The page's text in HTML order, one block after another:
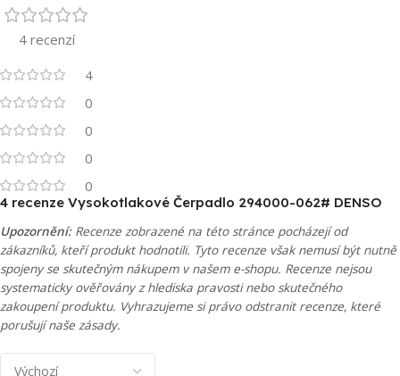
4 recenzí
4
0
0
0
0
4 recenze Vysokotlakové Čerpadlo 294000-062# DENSO
Upozornění:Recenze zobrazené na této stránce pocházejí od
zákazníků, kteří produkt hodnotili. Tyto recenze však nemusí být nutně
spojeny se skutečným nákupem v našem e-shopu. Recenze nejsou
systematicky ověřovány z hlediska pravosti nebo skutečného
zakoupení produktu. Vyhrazujeme si právo odstranit recenze, které
porušují naše zásady.